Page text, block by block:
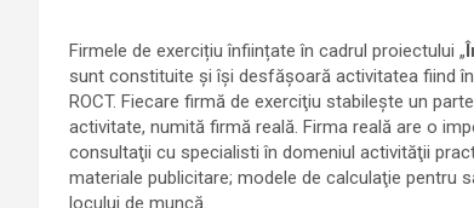
Firmele de exercițiu înființate în cadrul proiectului „
sunt constituite şi îşi desfăşoară activitatea fiind
ROCT. Fiecare firmă de exerciţiu stabilește un
activitate, numită firmă reală. Firma reală are o
consultaţii cu specialisti în domeniul activităţii
materiale publicitare; modele de calculaţie pentru
locului de muncă.